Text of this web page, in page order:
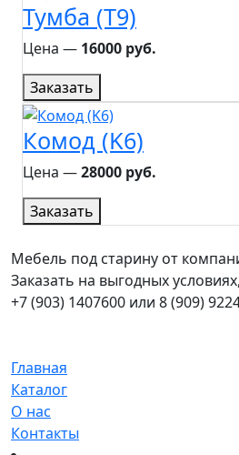
Тумба (T9)
Цена ― 16000 руб.
Заказать
Комод (K6)
Цена ―28000 руб.
Заказать
Мебель под старину от
Заказать на выгодных
+7 (903) 1407600 или 8 (909)
Главная
Каталог
О нас
Контакты